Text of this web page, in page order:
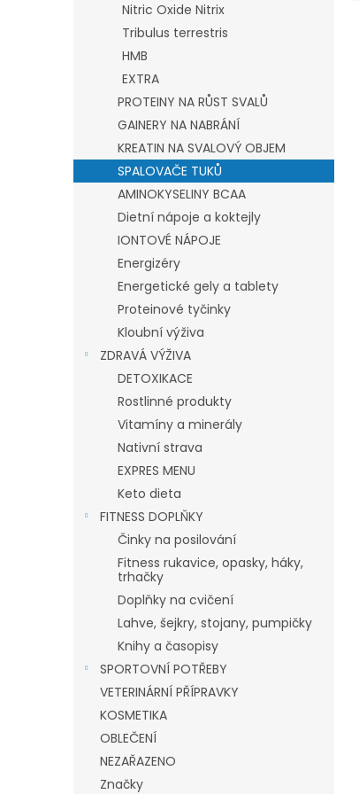
Nitric Oxide Nitrix
Tribulus terrestris
HMB
EXTRA
PROTEINY NA RŮST SVALŮ
GAINERY NA NABRÁNÍ
KREATIN NA SVALOVÝ OBJEM
SPALOVAČE TUKŮ
AMINOKYSELINY BCAA
Dietní nápoje a koktejly
IONTOVÉ NÁPOJE
Energizéry
Energetické gely a tablety
Proteinové tyčinky
Kloubní výživa
ZDRAVÁ VÝŽIVA
DETOXIKACE
Rostlinné produkty
Vitamíny a minerály
Nativní strava
EXPRES MENU
Keto dieta
FITNESS DOPLŇKY
Činky na posilování
Fitness rukavice, opasky, háky,
trhačky
Doplňky na cvičení
Lahve, šejkry, stojany, pumpičky
Knihy a časopisy
SPORTOVNÍ POTŘEBY
VETERINÁRNÍ PŘÍPRAVKY
KOSMETIKA
OBLEČENÍ
NEZAŘAZENO
Značky